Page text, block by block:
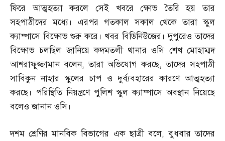
ফিরে আত্মহত্যা করলে সেই খবরে ক্ষোভ তৈরি হয় তার
সহপাঠীদের মধ্যে। এরপর গতকাল সকাল থেকে তারা স্কুল
ক্যাম্পাসে বিক্ষোভ শুরু করে। খবর বিডিনিউজের। দুপুরেও তাদের
বিক্ষোভ চলছিল জানিয়ে কদমতলী থানার ওসি শেখ মোহাম্মদ
আশরাফুজ্জামান বলেন,তারা অভিযোগ করছে,তাদের সহপাঠী
সাবিকুন নাহার স্কুলের চাপ ও দুর্ব্যবহারের কারণে আত্মহত্যা
করছে। পরিস্থিতি নিয়ন্ত্রণে পুলিশ স্কুল ক্যাম্পাসে অবস্থান নিয়েছে
বলেও জানান ওসি।
দশম শ্রেণির মানবিক বিভাগের এক ছাত্রী বলে,বুধবার তাদের